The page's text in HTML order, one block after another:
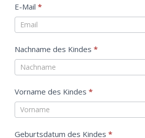
Seefelds
Balllehre
E-Mail *
Nachname des Kindes *
Vorname des Kindes *
Geburtsdatum des Kindes *
Falls
Sie
menschlich
sind,
sie
dieses